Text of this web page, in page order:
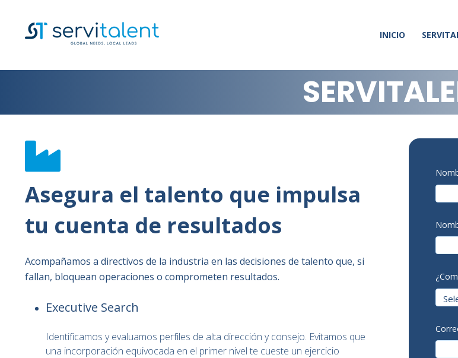
INICIO
Asegura el talento que impulsa
tu cuenta de resultados
Acompañamos a directivos de la industria en las decisiones de talento que, si
fallan, bloquean operaciones o comprometen resultados.
Executive Search
Identificamos y evaluamos perfiles de alta dirección y consejo. Evitamos que
una incorporación equivocada en el primer nivel te cueste un ejercicio